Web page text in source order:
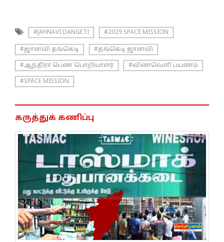
#JAHNAVI DANGETI #2029 SPACE MISSION
#ஜானவி தங்கெடி #தங்கெடி ஜானவி
#ஆந்திரா பெண் பொறியாளர் #விண்வெளி பயணம்
#SPACE MISSION
கருத்துக் கணிப்பு